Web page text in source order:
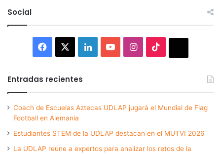
Social
Facebook LinkedInYouTubeInstagram
Entradas recientes
Coach de Escuelas Aztecas UDLAP jugará el Mundial de Flag
Football en Alemania
Estudiantes STEM de la UDLAP destacan en el MUTVI 2026
La UDLAP reúne a expertos para analizar los retos de la